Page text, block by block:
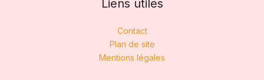
Liens utiles
Contact
Plan de site
Mentions légales